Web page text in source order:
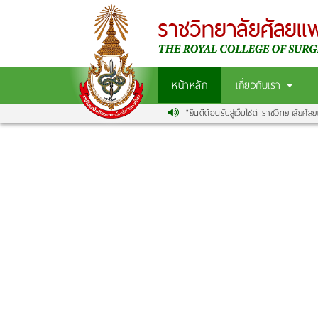
หน้าหลัก เกี่ยวกับเรา
"ยินดีต้อนรับสู่เว็บไซต์ ราชวิทยาลัยศัลย